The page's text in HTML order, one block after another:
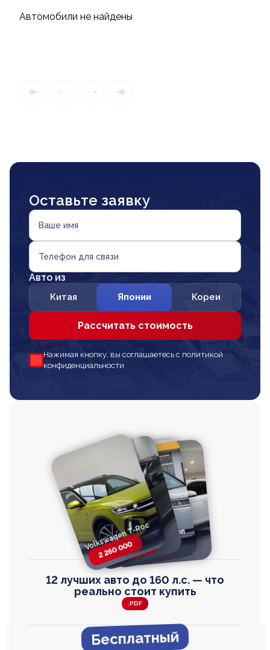
Автомобили не найдены
Оставьте заявку
Ваше имя
Телефон для связи
Авто из
Китая Японии Кореи
Рассчитать стоимость
Нажимая кнопку, вы соглашаетесь с политикой
конфиденциальности
Volkswagen T-Roc
2 260 000
Toyota Harrier
2 820 000
Honda Step Wagon
2 820 000
Volkswagen
TAYRON
2 670 000
12 лучших авто до 160 л.с. — что
реально стоит купить
.PDF
Бесплатный